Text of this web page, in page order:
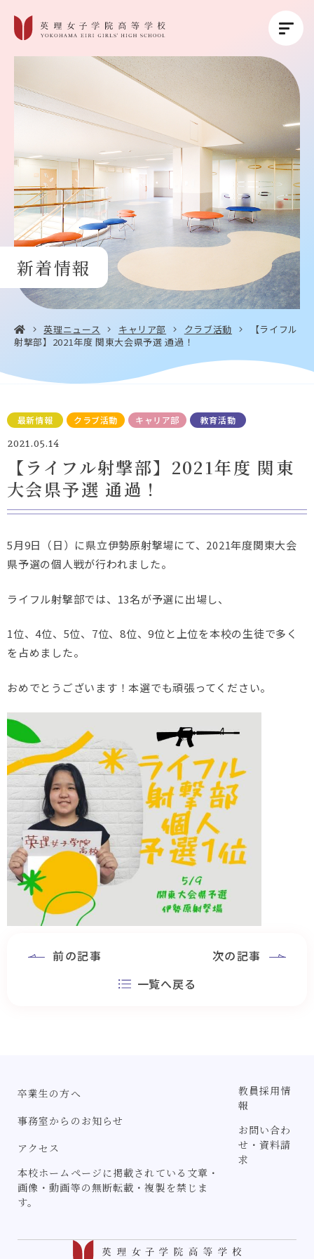
英理女子学院について
英理女子学院の教育
コース紹介
学校生活
進路・進学
受験生の方へ
資料請求
Instagram Facebook
新着情報
英理ニュース キャリア部 クラブ活動
【ライフル
射撃部】2021年度 関東大会県予選 通過！
最新情報 クラブ活動 教育活動
キャリア部
2021.05.14
【ライフル射撃部】2021年度 関東
大会県予選 通過！
5月9日（日）に県立伊勢原射撃場にて、2021年度関東大会
県予選の個人戦が行われました。
ライフル射撃部では、13名が予選に出場し、
1位、4位、5位、7位、8位、9位と上位を本校の生徒で多く
を占めました。
おめでとうございます！本選でも頑張ってください。
前の記事
一覧へ戻る
次の記事
卒業生の方へ
事務室からのお知らせ
アクセス
本校ホームページに掲載されている文章・
画像・動画等の無断転載・複製を禁じま
す。
教員採用情
報
お問い合わ
せ・資料請
求